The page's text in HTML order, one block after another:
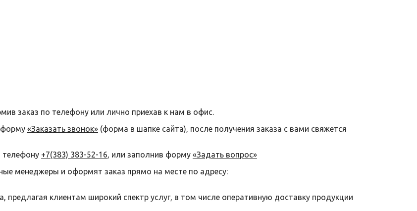
заказ по телефону или лично приехав к нам в офис.
форму «Заказать звонок» (форма в шапке сайта), после получения заказа с вами свяжется
телефону +7(383) 383-52-16, или заполнив форму «Задать вопрос»
менеджеры и оформят заказ прямо на месте по адресу:
клиентам широкий спектр услуг, в том числе оперативную доставку продукции